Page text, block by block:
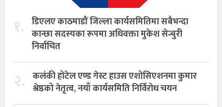
१. डिएलए काठमाडौं जिल्ला कार्यसमितिमा सबैभन्दा
कान्छा सदस्यका रूपमा अधिवक्ता मुकेश सेन्चुरी
निर्वाचित
२. कलंकी होटेल एण्ड गेस्ट हाउस एशोसिएशनमा कुमार
श्रेष्ठको नेतृत्व, नयाँ कार्यसमिति निर्विरोध चयन